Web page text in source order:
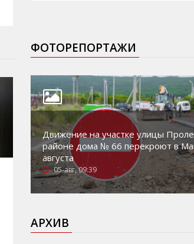
ФОТОРЕПОРТАЖИ
Движение на участке улицы
районе дома № 66 перекроют в
августа
05-авг, 09:39
АРХИВ